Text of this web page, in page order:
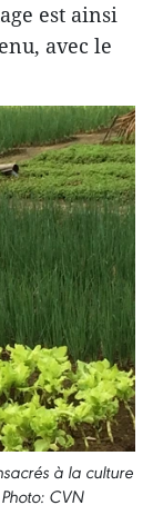
est ainsi
avec le
à la culture
CVN